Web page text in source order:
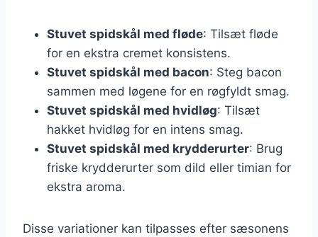
Stuvet spidskål med fløde: Tilsæt fløde
for en ekstra cremet konsistens.
Stuvet spidskål med bacon: Steg bacon
sammen med løgene for en røgfyldt smag.
Stuvet spidskål med hvidløg: Tilsæt
hakket hvidløg for en intens smag.
Stuvet spidskål med krydderurter: Brug
friske krydderurter som dild eller timian for
ekstra aroma.
Disse variationer kan tilpasses efter sæsonens